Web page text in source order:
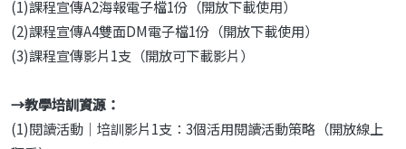
(1)課程宣傳A2海報電子檔1份（開放下載使用）
(2)課程宣傳A4雙面DM電子檔1份（開放下載使用）
(3)課程宣傳影片1支（開放可下載影片）
→教學培訓資源：
(1)閱讀活動｜培訓影片1支：3個活用閱讀活動策略（開放線上